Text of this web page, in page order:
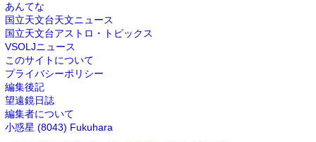
あんてな
国立天文台天文ニュース
国立天文台アストロ・トピックス
VSOLJニュース
このサイトについて
プライバシーポリシー
編集後記
望遠鏡日誌
編集者について
小惑星 (8043) Fukuhara